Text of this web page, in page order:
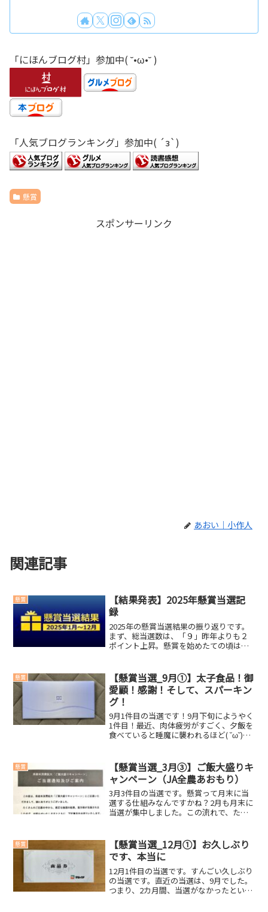
「にほんブログ村」参加中( ˘•ω•˘ )
「人気ブログランキング」参加中( ´з`)
懸賞
スポンサーリンク
あおい｜小作人
関連記事
懸賞
【結果発表】2025年懸賞当選記
録
2025年の懸賞当選結果の振り返りです。
まず、総当選数は、「９」昨年よりも２
ポイント上昇。懸賞を始めたての頃はも
体どうなったのか？2025年の高額賞品ト
ップ３第３...
懸賞
【懸賞当選_9月①】太子食品！御
愛顧！感謝！そして、スパーキン
グ！
9月1件目の当選です！9月下旬にようやく
1件目！最近、肉体疲労がすごく、夕飯を
食べていると睡魔に襲われるほど( ˘ω˘)ｽﾔ
の当選賞品◆ JCBギフトカード 2,...
懸賞
【懸賞当選_3月③】ご飯大盛りキ
ャンペーン（JA全農あおもり）
3月3件目の当選です。懸賞って月末に当
選する仕組みなんですかね？2月も月末に
当選が集中しました。この流れで、たく
全農あおもり 様よりいただきました。誠
にありがと...
懸賞
【懸賞当選_12月①】お久しぶり
です、本当に
12月1件目の当選です。すんごい久しぶり
の当選です。直近の当選は、9月でした。
つまり、2カ月間、当選がなかったという